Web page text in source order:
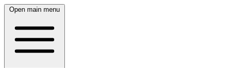
Open main menu